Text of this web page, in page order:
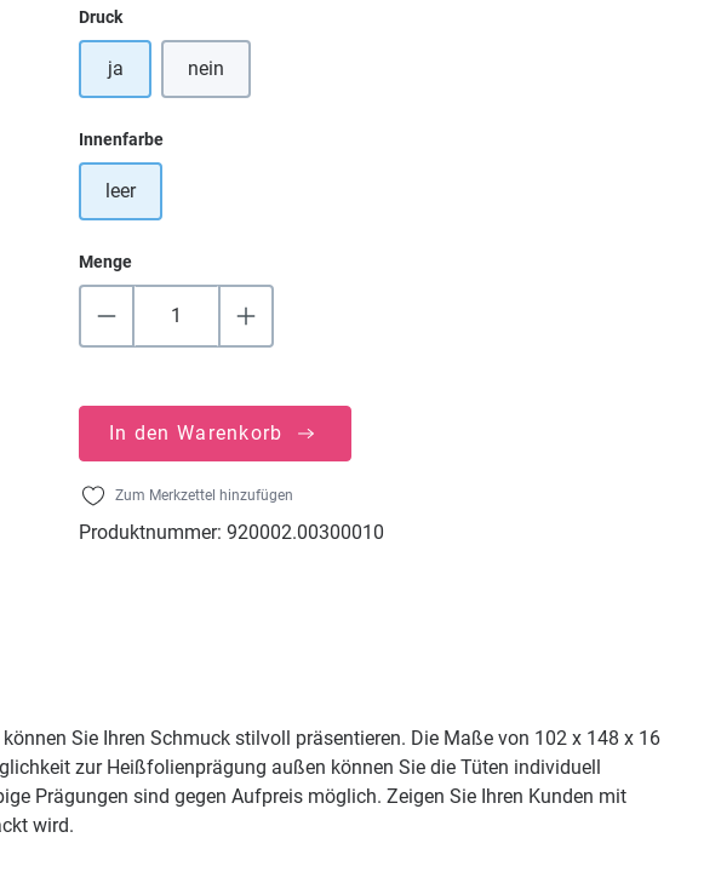
Druckauswählen
ja nein
Innenfarbeauswählen
leer
Menge
In den Warenkorb
Zum Merkzettel hinzufügen
Produktnummer: 920002.00300010
Sie Ihren Schmuck stilvoll präsentieren. Die Maße von 102 x 148 x 16
zur Heißfolienprägung außen können Sie die Tüten individuell
Prägungen sind gegen Aufpreis möglich. Zeigen Sie Ihren Kunden mit
wird.